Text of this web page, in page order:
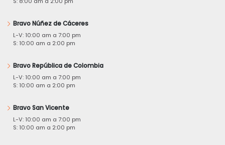
Bravo Núñez de Cáceres
L-V: 10:00 am a 7:00 pm
S: 10:00 am a 2:00 pm
Bravo República de Colombia
L-V: 10:00 am a 7:00 pm
S: 10:00 am a 2:00 pm
Bravo San Vicente
L-V: 10:00 am a 7:00 pm
S: 10:00 am a 2:00 pm